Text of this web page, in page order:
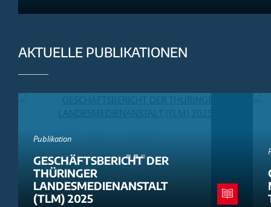
AKTUELLE PUBLIKATIONEN
Publikation
GESCHÄFTSBERICHT DER
THÜRINGER
LANDESMEDIENANSTALT
(TLM) 2025